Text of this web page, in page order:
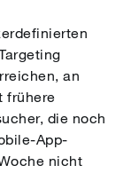
an
frühere
die noch
App-
nicht